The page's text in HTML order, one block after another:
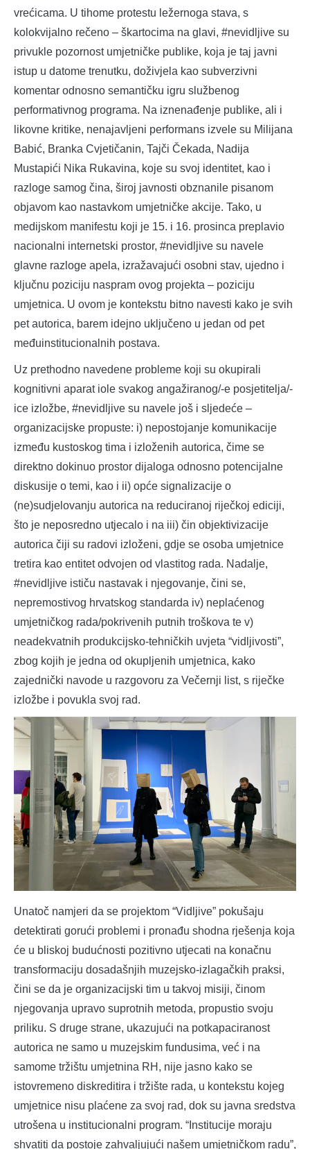
vrećicama. U tihome protestu ležernoga stava, s
kolokvijalno rečeno – škartocima na glavi, #nevidljive su
privukle pozornost umjetničke publike, koja je taj javni
istup u datome trenutku, doživjela kao subverzivni
komentar odnosno semantičku igru službenog
performativnog programa. Na iznenađenje publike, ali i
likovne kritike, nenajavljeni performans izvele su Milijana
Babić, Branka Cvjetičanin, Tajči Čekada, Nadija
Mustapići Nika Rukavina, koje su svoj identitet, kao i
razloge samog čina, široj javnosti obznanile pisanom
objavom kao nastavkom umjetničke akcije. Tako, u
medijskom manifestu koji je 15. i 16. prosinca preplavio
nacionalni internetski prostor, #nevidljive su navele
glavne razloge apela, izražavajući osobni stav, ujedno i
ključnu poziciju naspram ovog projekta – poziciju
umjetnica. U ovom je kontekstu bitno navesti kako je svih
pet autorica, barem idejno uključeno u jedan od pet
međuinstitucionalnih postava.
Uz prethodno navedene probleme koji su okupirali
kognitivni aparat iole svakog angažiranog/-e posjetitelja/-
ice izložbe, #nevidljive su navele još i sljedeće –
organizacijske propuste: i) nepostojanje komunikacije
između kustoskog tima i izloženih autorica, čime se
direktno dokinuo prostor dijaloga odnosno potencijalne
diskusije o temi, kao i ii) opće signalizacije o
(ne)sudjelovanju autorica na reduciranoj riječkoj ediciji,
što je neposredno utjecalo i na iii) čin objektivizacije
autorica čiji su radovi izloženi, gdje se osoba umjetnice
tretira kao entitet odvojen od vlastitog rada. Nadalje,
#nevidljive ističu nastavak i njegovanje, čini se,
nepremostivog hrvatskog standarda iv) neplaćenog
umjetničkog rada/pokrivenih putnih troškova te v)
neadekvatnih produkcijsko-tehničkih uvjeta “vidljivosti”,
zbog kojih je jedna od okupljenih umjetnica, kako
zajednički navode u razgovoru za Večernji list, s riječke
izložbe i povukla svoj rad.
Unatoč namjeri da se projektom “Vidljive” pokušaju
detektirati gorući problemi i pronađu shodna rješenja koja
će u bliskoj budućnosti pozitivno utjecati na konačnu
transformaciju dosadašnjih muzejsko-izlagačkih praksi,
čini se da je organizacijski tim u takvoj misiji, činom
njegovanja upravo suprotnih metoda, propustio svoju
priliku. S druge strane, ukazujući na potkapaciranost
autorica ne samo u muzejskim fundusima, već i na
samome tržištu umjetnina RH, nije jasno kako se
istovremeno diskreditira i tržište rada, u kontekstu kojeg
umjetnice nisu plaćene za svoj rad, dok su javna sredstva
utrošena u institucionalni program. “Institucije moraju
shvatiti da postoje zahvaljujući našem umjetničkom radu”,